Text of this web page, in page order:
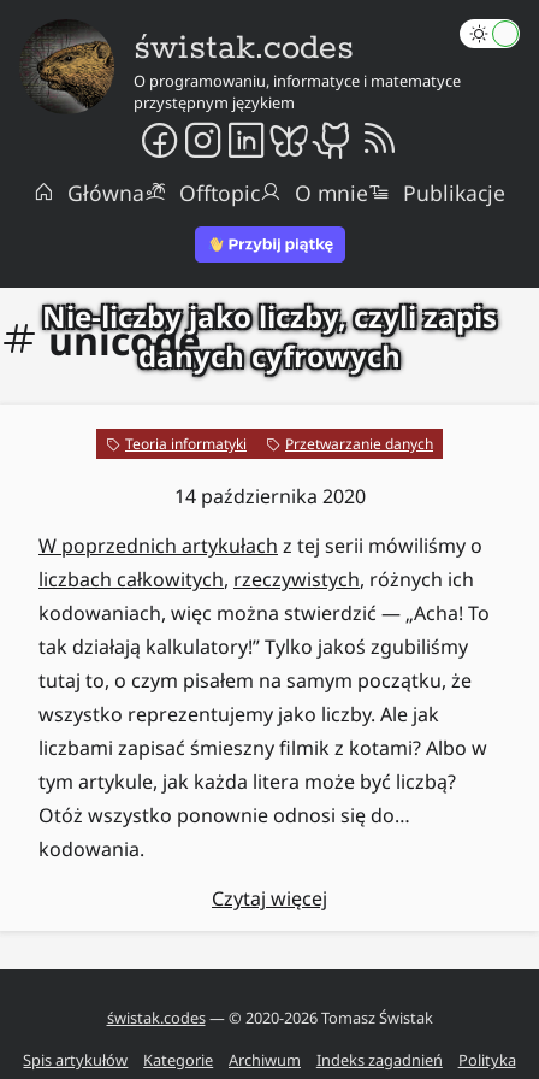
świstak.codes
O programowaniu, informatyce i matematyce
przystępnym językiem
Główna Offtopic O mnie Publikacje
unicode
Nie-liczby jako liczby, czyli zapis
danych cyfrowych
Teoria informatyki Przetwarzanie danych
14 października 2020
W poprzednich artykułach z tej serii mówiliśmy o
liczbach całkowitych, rzeczywistych, różnych ich
kodowaniach, więc można stwierdzić — „Acha! To
tak działają kalkulatory!” Tylko jakoś zgubiliśmy
tutaj to, o czym pisałem na samym początku, że
wszystko reprezentujemy jako liczby. Ale jak
liczbami zapisać śmieszny filmik z kotami? Albo w
tym artykule, jak każda litera może być liczbą?
Otóż wszystko ponownie odnosi się do…
kodowania.
Czytaj więcej
świstak.codes— © 2020-2026Tomasz Świstak
Spis artykułów
Kategorie Archiwum Indeks zagadnień
Polityka